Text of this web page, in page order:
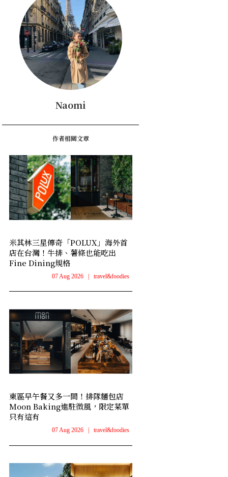
Naomi
作者相關文章
米其林三星傳奇「POLUX」海外首
店在台灣！牛排、薯條也能吃出
Fine Dining規格
07 Aug 2026 | travel&foodies
東區早午餐又多一間！排隊麵包店
Moon Baking進駐微風，限定菜單
只有這有
07 Aug 2026 travel&foodies